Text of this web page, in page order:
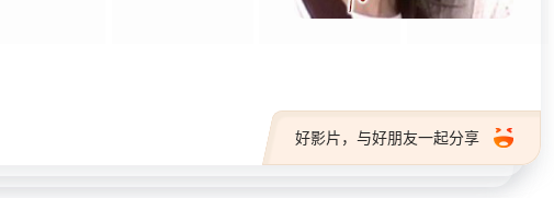
好影片，与好朋友一起分享